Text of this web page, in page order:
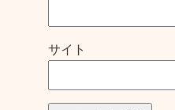
サイト